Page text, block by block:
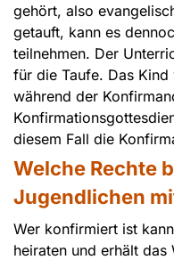
gehört, also
getauft, kann es
teilnehmen. Der
für die Taufe. Das
während der
diesem Fall die
Welche Rechte
Jugendlichen
Wer konfirmiert ist
heiraten und erhält das